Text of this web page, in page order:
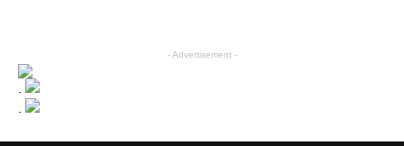
- Advertisement -